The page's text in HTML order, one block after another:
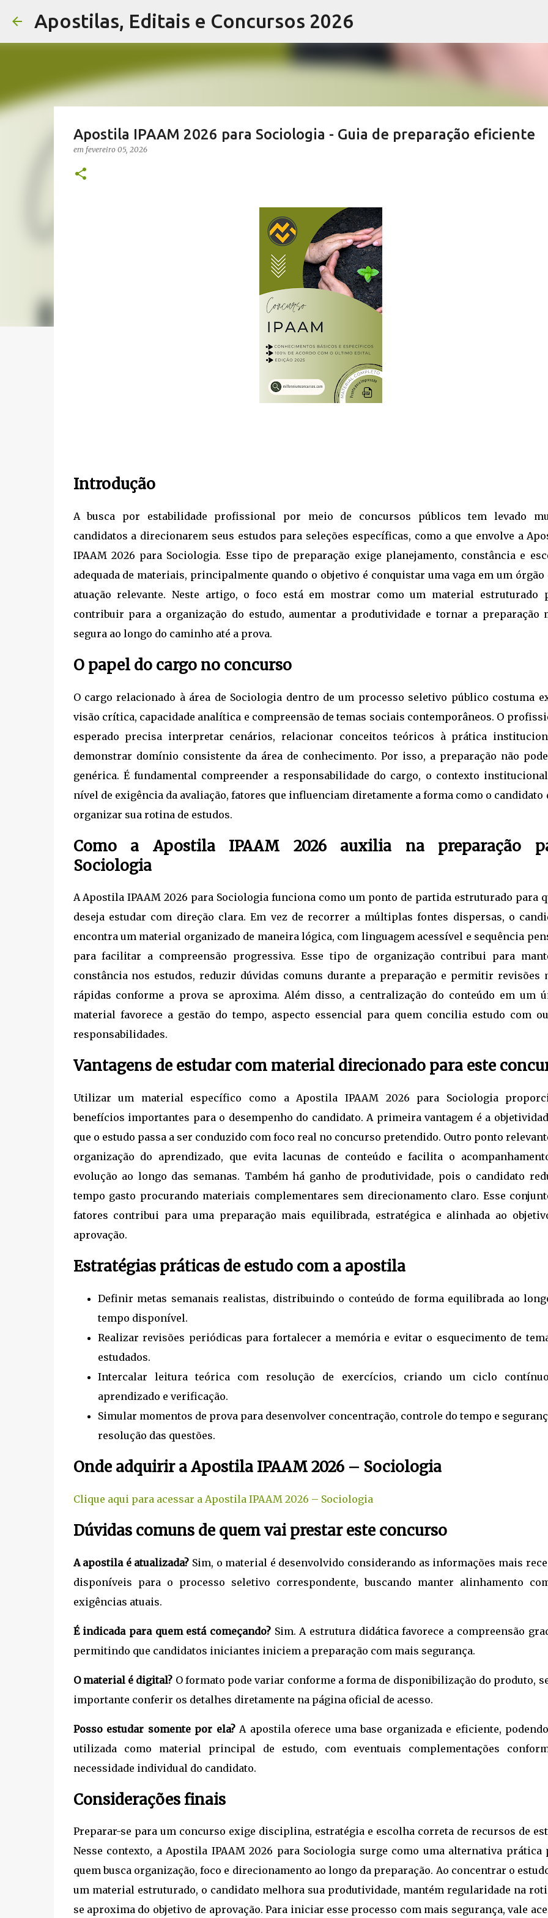
Pular para o conteúdo principal
Apostilas, Editais e Concursos 2026
Apostila IPAAM 2026 para Sociologia - Guia de preparação eficiente
em fevereiro 05, 2026
Introdução
A busca por estabilidade profissional por meio de concursos públicos tem levado
candidatos a direcionarem seus estudos para seleções específicas, como a que envolve a
IPAAM 2026 para Sociologia. Esse tipo de preparação exige planejamento, constância e
adequada de materiais, principalmente quando o objetivo é conquistar uma vaga em um órgão
atuação relevante. Neste artigo, o foco está em mostrar como um material estruturado
contribuir para a organização do estudo, aumentar a produtividade e tornar a preparação
segura ao longo do caminho até a prova.
O papel do cargo no concurso
O cargo relacionado à área de Sociologia dentro de um processo seletivo público costuma
visão crítica, capacidade analítica e compreensão de temas sociais contemporâneos. O
esperado precisa interpretar cenários, relacionar conceitos teóricos à prática
demonstrar domínio consistente da área de conhecimento. Por isso, a preparação não
genérica. É fundamental compreender a responsabilidade do cargo, o contexto
nível de exigência da avaliação, fatores que influenciam diretamente a forma como o candidato
organizar sua rotina de estudos.
Como a Apostila IPAAM 2026 auxilia na preparação
Sociologia
A Apostila IPAAM 2026 para Sociologia funciona como um ponto de partida estruturado para
deseja estudar com direção clara. Em vez de recorrer a múltiplas fontes dispersas, o
encontra um material organizado de maneira lógica, com linguagem acessível e sequência
para facilitar a compreensão progressiva. Esse tipo de organização contribui para
constância nos estudos, reduzir dúvidas comuns durante a preparação e permitir revisões
rápidas conforme a prova se aproxima. Além disso, a centralização do conteúdo em um
material favorece a gestão do tempo, aspecto essencial para quem concilia estudo com
responsabilidades.
Vantagens de estudar com material direcionado para este
Utilizar um material específico como a Apostila IPAAM 2026 para Sociologia
benefícios importantes para o desempenho do candidato. A primeira vantagem é a
que o estudo passa a ser conduzido com foco real no concurso pretendido. Outro ponto
organização do aprendizado, que evita lacunas de conteúdo e facilita o
evolução ao longo das semanas. Também há ganho de produtividade, pois o candidato
tempo gasto procurando materiais complementares sem direcionamento claro. Esse
fatores contribui para uma preparação mais equilibrada, estratégica e alinhada ao
aprovação.
Estratégias práticas de estudo com a apostila
Definir metas semanais realistas, distribuindo o conteúdo de forma equilibrada ao
tempo disponível.
Realizar revisões periódicas para fortalecer a memória e evitar o esquecimento de
estudados.
Intercalar leitura teórica com resolução de exercícios, criando um ciclo
aprendizado e verificação.
Simular momentos de prova para desenvolver concentração, controle do tempo e
resolução das questões.
Onde adquirir a Apostila IPAAM 2026 – Sociologia
Clique aqui para acessar a Apostila IPAAM 2026 – Sociologia
Dúvidas comuns de quem vai prestar este concurso
A apostila é atualizada? Sim, o material é desenvolvido considerando as informações mais
disponíveis para o processo seletivo correspondente, buscando manter alinhamento
exigências atuais.
É indicada para quem está começando?Sim. A estrutura didática favorece a compreensão
permitindo que candidatos iniciantes iniciem a preparação com mais segurança.
O material é digital? O formato pode variar conforme a forma de disponibilização do produto,
importante conferir os detalhes diretamente na página oficial de acesso.
Posso estudar somente por ela?A apostila oferece uma base organizada e eficiente,
utilizada como material principal de estudo, com eventuais complementações
necessidade individual do candidato.
Considerações finais
Preparar-se para um concurso exige disciplina, estratégia e escolha correta de recursos de
Nesse contexto, a Apostila IPAAM 2026 para Sociologia surge como uma alternativa prática
quem busca organização, foco e direcionamento ao longo da preparação. Ao concentrar o
um material estruturado, o candidato melhora sua produtividade, mantém regularidade na
se aproxima do objetivo de aprovação. Para iniciar esse processo com mais segurança, vale